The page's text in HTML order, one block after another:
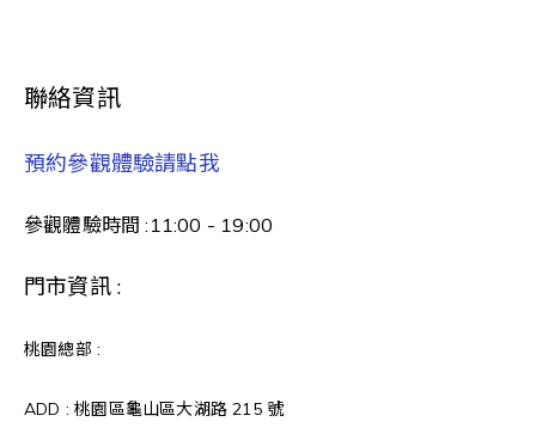
聯絡資訊
預約參觀體驗請點我
參觀體驗時間 :11:00 - 19:00
門市資訊 :
桃園總部 :
ADD : 桃園區龜山區大湖路 215 號